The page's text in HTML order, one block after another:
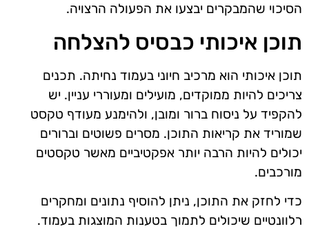
הסיכוי שהמבקרים יבצעו את הפעולה הרצויה.
תוכן איכותי כבסיס להצלחה
תוכן איכותי הוא מרכיב חיוני בעמוד נחיתה. תכנים
צריכים להיות ממוקדים, מועילים ומעוררי עניין. יש
להקפיד על ניסוח ברור ומובן, ולהימנע מעודף טקסט
שמוריד את קריאות התוכן. מסרים פשוטים וברורים
יכולים להיות הרבה יותר אפקטיביים מאשר טקסטים
מורכבים.
כדי לחזק את התוכן, ניתן להוסיף נתונים ומחקרים
רלוונטיים שיכולים לתמוך בטענות המוצגות בעמוד.